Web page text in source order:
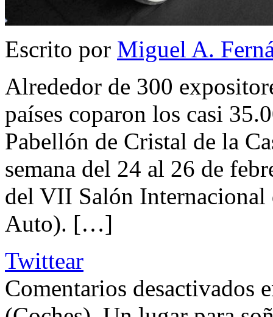
Escrito por Miguel A.
Alrededor de 300
países coparon los casi
Pabellón de Cristal de la
semana del 24 al 26 de
del VII Salón
Auto). […]
Twittear
Comentarios desactivados